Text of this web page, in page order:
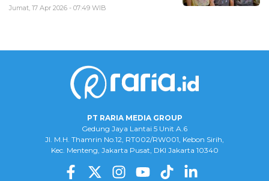
Jumat, 17 Apr 2026 - 07:49 WIB
PT RARIA MEDIA GROUP
Gedung Jaya Lantai 5 Unit A.6
Jl. M.H. Thamrin No.12, RT002/RW001, Kebon Sirih,
Kec. Menteng, Jakarta Pusat, DKI Jakarta 10340